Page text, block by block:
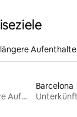
Aufenthalte
Unterkünfte für längere Aufenthalte
Barcelona